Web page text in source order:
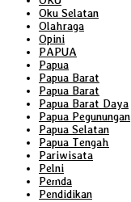
Oku Selatan
Olahraga
Opini
PAPUA
Papua
Papua Barat
Papua Barat
Papua Barat Daya
Papua Pegunungan
Papua Selatan
Papua Tengah
Pariwisata
Pelni
Pemda
Pendidikan